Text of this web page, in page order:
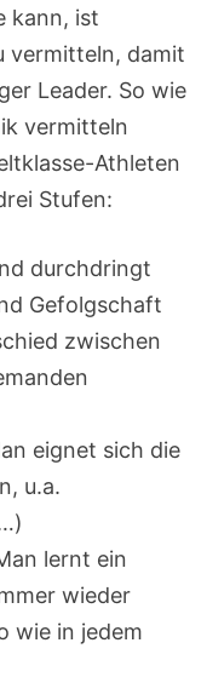
kann, ist
vermitteln, damit
Leader. So wie
vermitteln
Athleten
Stufen:
durchdringt
Gefolgschaft
zwischen
eignet sich die
u.a.
lernt ein
wieder
wie in jedem